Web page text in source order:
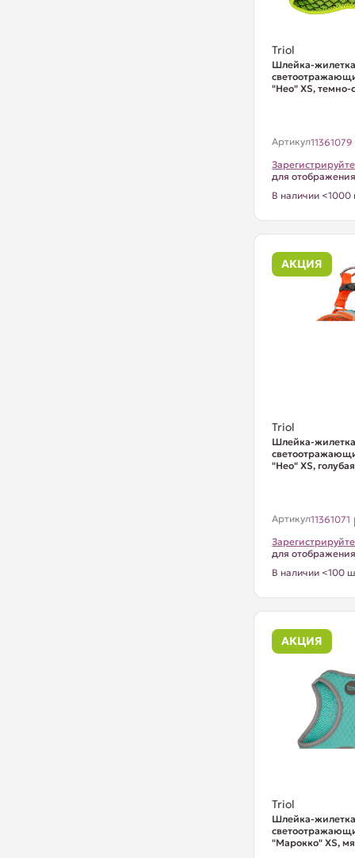
Triol
Шлейка-жилетка
"Нео" XS, темно-
Артикул11361079
для
В наличии <1000
АКЦИЯ
Triol
Шлейка-жилетка
"Нео" XS,
Артикул11361071
для
В наличии <100
АКЦИЯ
Triol
Шлейка-жилетка
"Марокко" XS,